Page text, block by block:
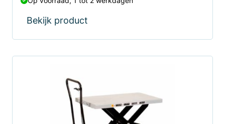
was:
€ 300,00.
Bekijk product